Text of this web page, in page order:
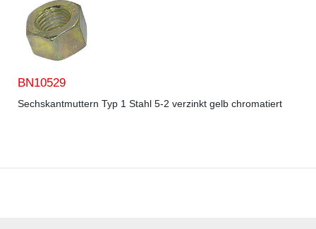
BN10529
Sechskantmuttern Typ 1 Stahl 5-2 verzinkt gelb chromatiert